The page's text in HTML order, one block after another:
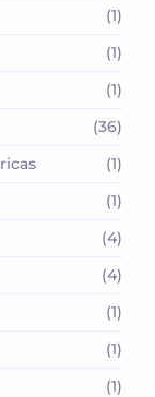
(1)
(1)
(1)
(36)
(1)
(1)
(4)
(4)
(1)
(1)
(1)